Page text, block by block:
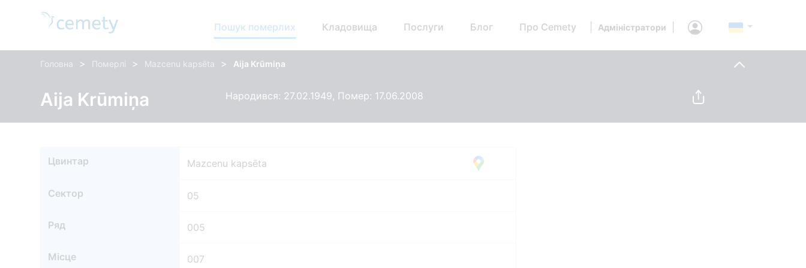
Пошук померлих Кладовища Послуги Блог Про Cemety Адміністратори
Головна > Померлі > Mazcenu kapsēta > Aija Krūmiņa
Aija Krūmiņa Народився: 27.02.1949, Помер: 17.06.2008
Цвинтар Mazcenu kapsēta
Сектор 05
Ряд 005
Місце 007